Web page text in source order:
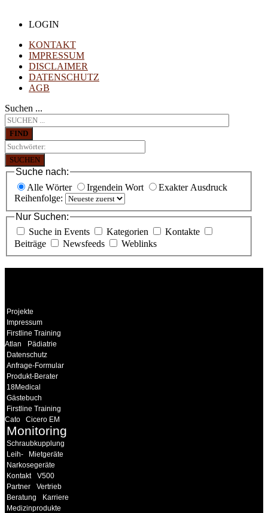
LOGIN
KONTAKT
IMPRESSUM
DISCLAIMER
DATENSCHUTZ
AGB
Suchen ...
FIND
SUCHEN
Suche nach:
Alle Wörter
Irgendein Wort
Exakter Ausdruck
Reihenfolge:
Nur Suchen:
Suche in Events
Kategorien
Kontakte
Beiträge
Newsfeeds Weblinks
Projekte
Impressum
Firstline Training
Atlan
Pädiatrie
Datenschutz
Anfrage-Formular
Produkt-Berater
18Medical
Gästebuch
Firstline Training
Cato
Cicero EM
Monitoring
Schraubkupplung
Leih-
Mietgeräte
Narkosegeräte
Kontakt
V500
Partner
Vertrieb
Beratung
Karriere
Medizinprodukte